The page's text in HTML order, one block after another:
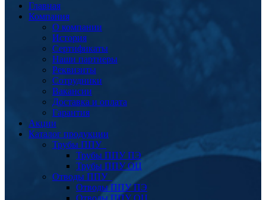
Главная
Компания
О компании
История
Сертификаты
Наши партнеры
Реквизиты
Сотрудники
Вакансии
Доставка и оплата
Гарантия
Акции
Каталог продукции
Трубы ППУ
Трубы ППУ ПЭ
Трубы ППУ ОЦ
Отводы ППУ
Отводы ППУ ПЭ
Отводы ППУ ОЦ